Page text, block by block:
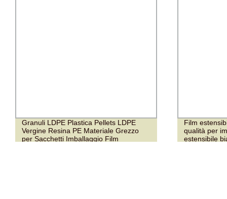
Granuli LDPE Plastica Pellets LDPE
Vergine Resina PE Materiale Grezzo
per Sacchetti Imballaggio Film
Film
qualità per
estensibile